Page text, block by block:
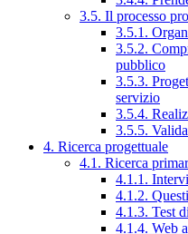
3.5. Il processo
3.5.1.
3.5.2.
pubblico
3.5.3.
servizio
3.5.4.
3.5.5.
4. Ricerca progettuale
4.1. Ricerca
4.1.1.
4.1.2.
4.1.3. Test
4.1.4. Web